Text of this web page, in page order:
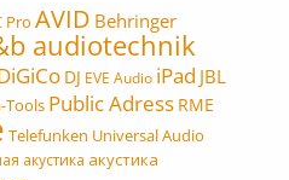
Pro AVID Behringer
audiotechnik
DJ EVE Audio iPad JBL
Tools Public Adress RME
Telefunken Universal Audio
акустика акустика